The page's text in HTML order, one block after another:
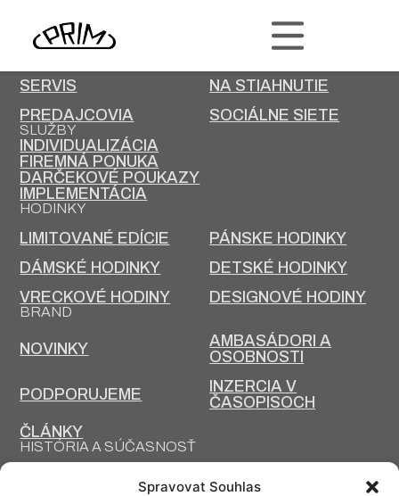
Spravovat Souhlas
PRIM
KARIÉRA
SERVIS
NA STIAHNUTIE
PREDAJCOVIA
SOCIÁLNE SIETE
SLUŽBY
INDIVIDUALIZÁCIA
FIREMNÁ PONUKA
DARČEKOVÉ POUKAZY
IMPLEMENTÁCIA
HODINKY
LIMITOVANÉ EDÍCIE
PÁNSKE HODINKY
DÁMSKÉ HODINKY
DETSKÉ HODINKY
VRECKOVÉ HODINY
DESIGNOVÉ HODINY
BRAND
NOVINKY
AMBASÁDORI A
OSOBNOSTI
PODPORUJEME
INZERCIA V
ČASOPISOCH
ČLÁNKY
HISTÓRIA A SÚČASNOSŤ